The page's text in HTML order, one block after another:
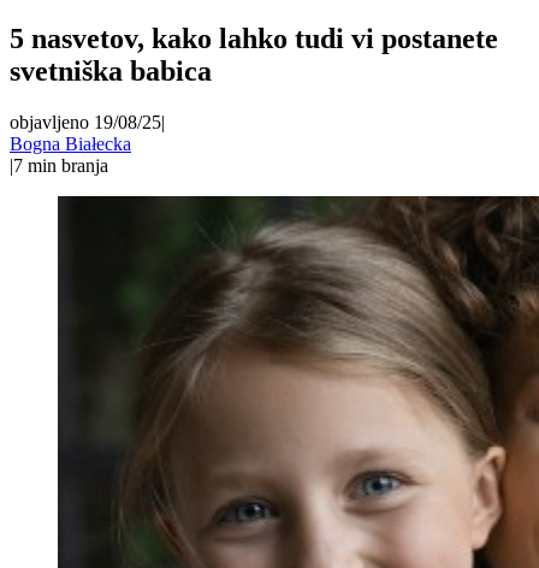
5 nasvetov, kako lahko tudi vi postanete
svetniška babica
objavljeno 19/08/25|
Bogna Białecka
|7 min branja